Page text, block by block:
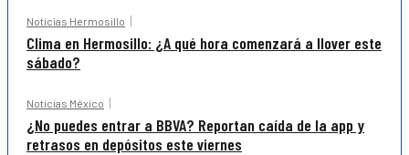
Noticias Hermosillo
Clima en Hermosillo: ¿A qué hora comenzará a llover este
sábado?
Noticias México
¿No puedes entrar a BBVA? Reportan caída de la app y
retrasos en depósitos este viernes